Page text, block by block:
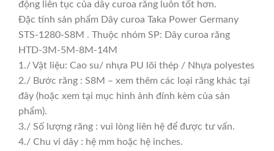
động liên tục của dây curoa răng luôn tốt hơn.
Đặc tính sản phẩm Dây curoa Taka Power Germany
STS-1280-S8M . Thuộc nhóm SP: Dây curoa răng
HTD-3M-5M-8M-14M
1./ Vật liệu: Cao su/ nhựa PU lõi thép / Nhựa polyestes
2./ Bước răng : S8M – xem thêm các loại răng khác tại
đây (hoặc xem tại mục hình ảnh đính kèm của sản
phẩm).
3./ Số lượng răng : vui lòng liên hệ để được tư vấn.
4./ Chu vi dây : hệ mm hoặc hệ inches.